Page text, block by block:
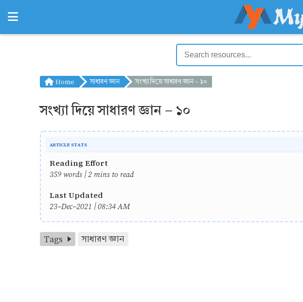
Home সাধারণ জ্ঞান সংখ্যা দিয়ে সাধারণ জ্ঞান - ১০
সংখ্যা দিয়ে সাধারণ জ্ঞান - ১০
ARTICLE STATS
Reading Effort
359 words | 2 mins to read
Last Updated
23-Dec-2021 | 08:34 AM
Tags সাধারণ জ্ঞান